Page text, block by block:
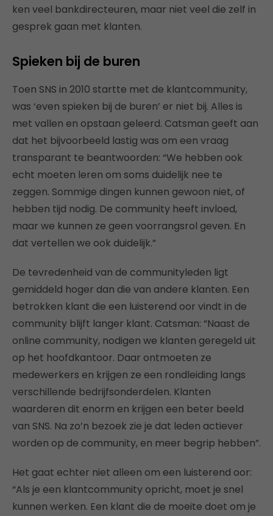
ken veel bankdirecteuren, maar niet veel die zelf in
gesprek gaan met klanten.
Spieken bij de buren
Toen SNS in 2010 startte met de klantcommunity,
was ‘even spieken bij de buren’ er niet bij. Alles is
met vallen en opstaan geleerd. Catsman geeft aan
dat het bijvoorbeeld lastig was om een vraag
transparant te beantwoorden: “We hebben ook
echt moeten leren om soms duidelijk nee te
zeggen. Sommige dingen kunnen gewoon niet, of
hebben tijd nodig. De community heeft invloed,
maar we kunnen ze geen voorrangsrol geven. En
dat vertellen we ook duidelijk.”
De tevredenheid van de communityleden ligt
gemiddeld hoger dan die van andere klanten. Een
betrokken klant die een luisterend oor vindt in de
community blijft langer klant. Catsman: “Naast de
online community, nodigen we klanten geregeld uit
op het hoofdkantoor. Daar ontmoeten ze
medewerkers en krijgen ze een rondleiding langs
verschillende bedrijfsonderdelen. Klanten
waarderen dit enorm en krijgen een beter beeld
van SNS. Na zo’n bezoek zie je dat leden actiever
worden op de community, en meer begrip hebben”.
Het gaat echter niet alleen om een luisterend oor:
“Als je een klantcommunity opricht, moet je snel
kunnen werken. Een klant die de moeite doet om je